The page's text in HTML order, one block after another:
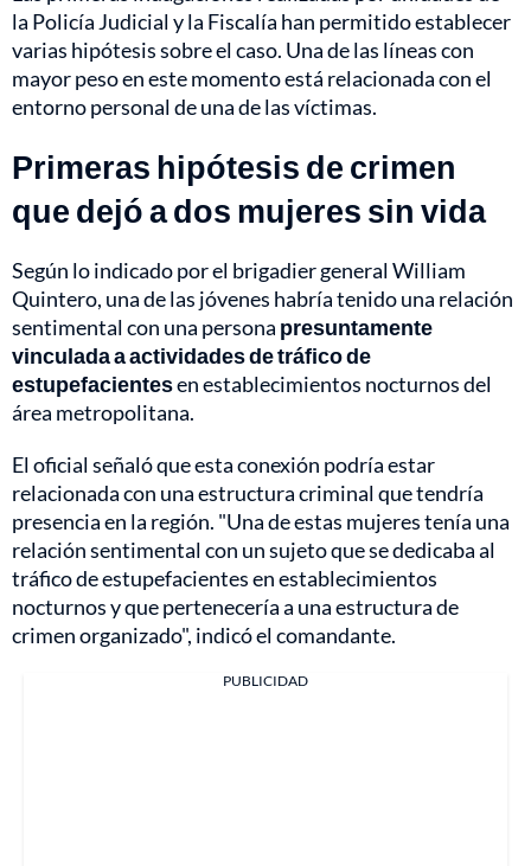
la Policía Judicial y la Fiscalía han permitido establecer
varias hipótesis sobre el caso. Una de las líneas con
mayor peso en este momento está relacionada con el
entorno personal de una de las víctimas.
Primeras hipótesis de crimen
que dejó a dos mujeres sin vida
Según lo indicado por el brigadier general William
Quintero, una de las jóvenes habría tenido una relación
sentimental con una persona presuntamente
vinculada a actividades de tráfico de
estupefacientesen establecimientos nocturnos del
área metropolitana.
El oficial señaló que esta conexión podría estar
relacionada con una estructura criminal que tendría
presencia en la región. "Una de estas mujeres tenía una
relación sentimental con un sujeto que se dedicaba al
tráfico de estupefacientes en establecimientos
nocturnos y que pertenecería a una estructura de
crimen organizado", indicó el comandante.
PUBLICIDAD